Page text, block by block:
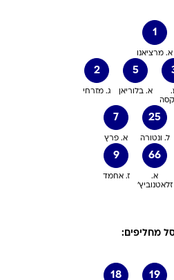
1
א. מרציאנו
2
ג. מזרחי
5
א. בלוריאן
7
א. פרץ
25
ל. ונטורה
9
ז. אחמד
66
א.
זלאטנוביץ'
מחליפים:
18 19